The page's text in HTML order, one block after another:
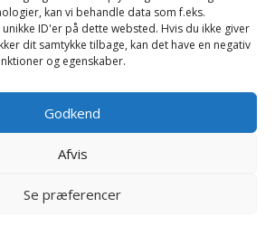
kan vi behandle data som f.eks.
ID'er på dette websted. Hvis du ikke giver
dit samtykke tilbage, kan det have en negativ
og egenskaber.
Godkend
Afvis
Se præferencer
varer